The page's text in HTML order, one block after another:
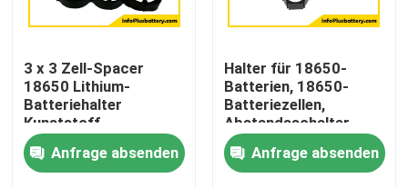
Qualitätskontrolle
Treten Sie mit uns in Verbindung
3 x 3 Zell-Spacer
18650 Lithium-
Batteriehalter
Kunststoff-
Sechseckenzellhalter
18650 3 * 3
Abstandshalter
Anfrage absenden
Halter für 18650-
Batterien, 18650-
Batteriezellen,
Abstandsschalter,
Abstandsschalter für
18650, 21700 und
26650-Batterien
Anfrage absenden